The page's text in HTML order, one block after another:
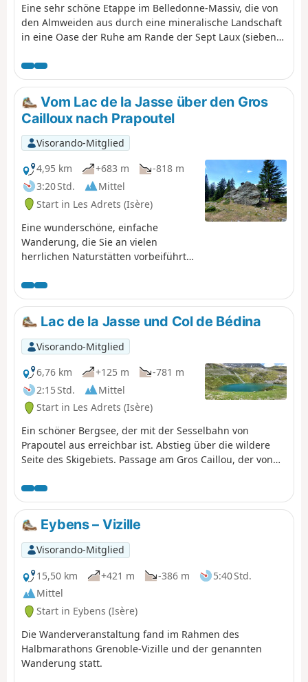
Eine sehr schöne Etappe im Belledonne-Massiv, die von
den Almweiden aus durch eine mineralische Landschaft
in eine Oase der Ruhe am Rande der Sept Laux (sieben
Vom Lac de la Jasse über den Gros
Cailloux nach Prapoutel
Visorando-Mitglied
4,95 km
+683 m
-818 m
3:20 Std.
Mittel
Start in Les Adrets (Isère)
Eine wunderschöne, einfache
Wanderung, die Sie an vielen
herrlichen Naturstätten vorbeiführt
atemberaubenden Blick auf das
Grésivaudan-Tal und das Chartreuse-
Massiv genießen können.
Lac de la Jasse und Col de Bédina
Visorando-Mitglied
6,76 km
+125 m
-781 m
2:15 Std.
Mittel
Start in Les Adrets (Isère)
Ein schöner Bergsee, der mit der Sesselbahn von
Prapoutel aus erreichbar ist. Abstieg über die wildere
Seite des Skigebiets. Passage am Gros Caillou, der von
Eybens – Vizille
Visorando-Mitglied
15,50 km
+421 m -386 m
5:40 Std.
Mittel
Start in Eybens (Isère)
Die Wanderveranstaltung fand im Rahmen des
Halbmarathons Grenoble-Vizille und der genannten
Wanderung statt.